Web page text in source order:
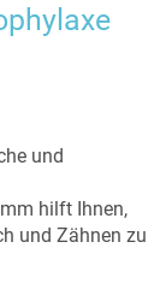
und
hilft Ihnen,
und Zähnen zu